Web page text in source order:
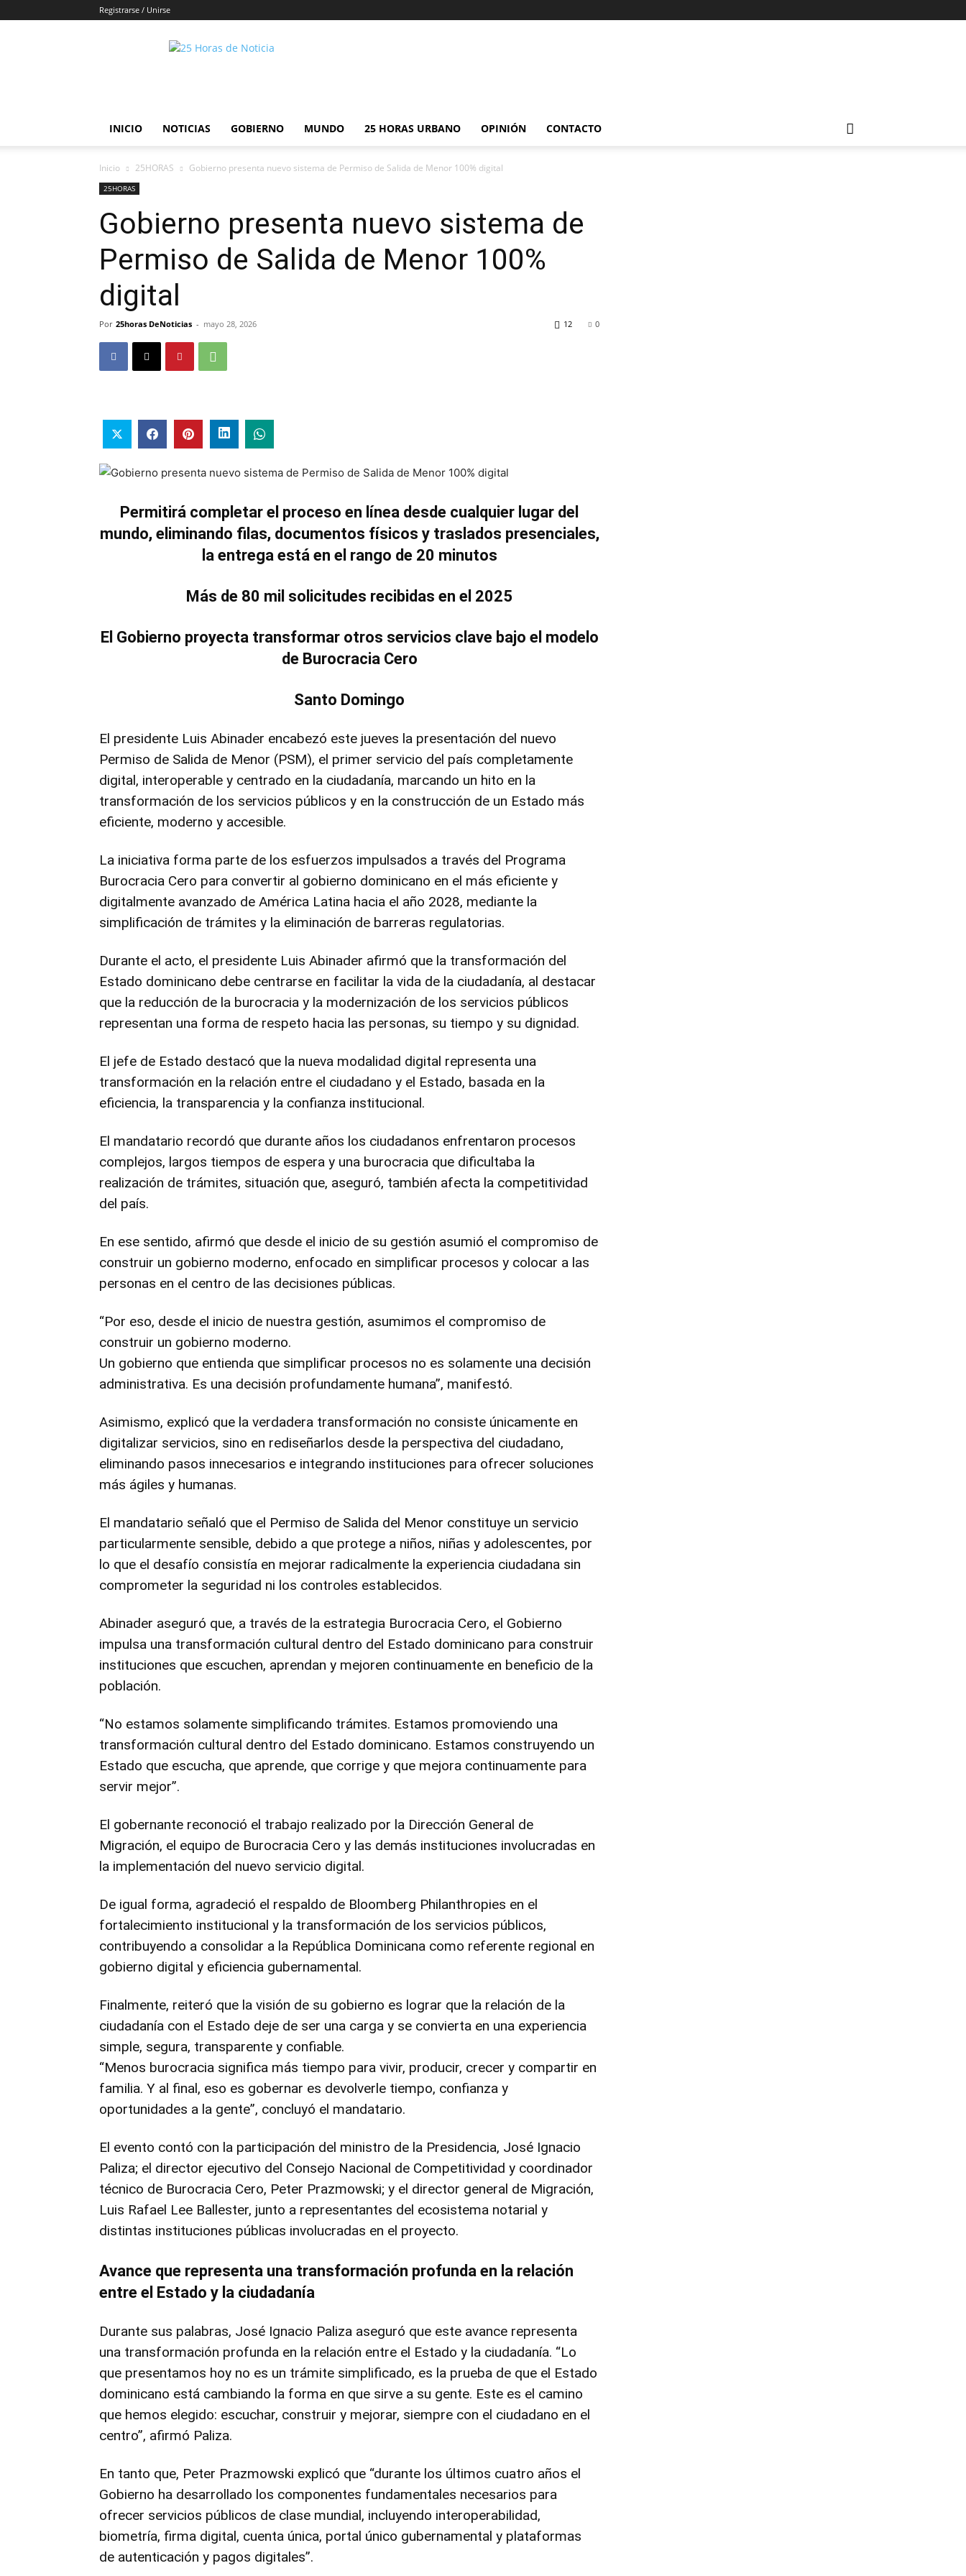
Registrarse / Unirse
25horasdenoticias
INICIO NOTICIAS GOBIERNO MUNDO 25 HORAS URBANO OPINIÓN CONTACTO
Inicio 25HORAS Gobierno presenta nuevo sistema de Permiso de Salida de Menor 100% digital
25HORAS
Gobierno presenta nuevo sistema de
Permiso de Salida de Menor 100%
digital
Por 25horas DeNoticias - mayo 28, 2026 0
12
Permitirá completar el proceso en línea desde cualquier lugar del
mundo, eliminando filas, documentos físicos y traslados presenciales,
la entrega está en el rango de 20 minutos
Más de 80 mil solicitudes recibidas en el 2025
El Gobierno proyecta transformar otros servicios clave bajo el modelo
de Burocracia Cero
Santo Domingo
El presidente Luis Abinader encabezó este jueves la presentación del nuevo
Permiso de Salida de Menor (PSM), el primer servicio del país completamente
digital, interoperable y centrado en la ciudadanía, marcando un hito en la
transformación de los servicios públicos y en la construcción de un Estado más
eficiente, moderno y accesible.
La iniciativa forma parte de los esfuerzos impulsados a través del Programa
Burocracia Cero para convertir al gobierno dominicano en el más eficiente y
digitalmente avanzado de América Latina hacia el año 2028, mediante la
simplificación de trámites y la eliminación de barreras regulatorias.
Durante el acto, el presidente Luis Abinader afirmó que la transformación del
Estado dominicano debe centrarse en facilitar la vida de la ciudadanía, al destacar
que la reducción de la burocracia y la modernización de los servicios públicos
representan una forma de respeto hacia las personas, su tiempo y su dignidad.
El jefe de Estado destacó que la nueva modalidad digital representa una
transformación en la relación entre el ciudadano y el Estado, basada en la
eficiencia, la transparencia y la confianza institucional.
El mandatario recordó que durante años los ciudadanos enfrentaron procesos
complejos, largos tiempos de espera y una burocracia que dificultaba la
realización de trámites, situación que, aseguró, también afecta la competitividad
del país.
En ese sentido, afirmó que desde el inicio de su gestión asumió el compromiso de
construir un gobierno moderno, enfocado en simplificar procesos y colocar a las
personas en el centro de las decisiones públicas.
“Por eso, desde el inicio de nuestra gestión, asumimos el compromiso de
construir un gobierno moderno.
Un gobierno que entienda que simplificar procesos no es solamente una decisión
administrativa. Es una decisión profundamente humana”, manifestó.
Asimismo, explicó que la verdadera transformación no consiste únicamente en
digitalizar servicios, sino en rediseñarlos desde la perspectiva del ciudadano,
eliminando pasos innecesarios e integrando instituciones para ofrecer soluciones
más ágiles y humanas.
El mandatario señaló que el Permiso de Salida del Menor constituye un servicio
particularmente sensible, debido a que protege a niños, niñas y adolescentes, por
lo que el desafío consistía en mejorar radicalmente la experiencia ciudadana sin
comprometer la seguridad ni los controles establecidos.
Abinader aseguró que, a través de la estrategia Burocracia Cero, el Gobierno
impulsa una transformación cultural dentro del Estado dominicano para construir
instituciones que escuchen, aprendan y mejoren continuamente en beneficio de la
población.
“No estamos solamente simplificando trámites. Estamos promoviendo una
transformación cultural dentro del Estado dominicano. Estamos construyendo un
Estado que escucha, que aprende, que corrige y que mejora continuamente para
servir mejor”.
El gobernante reconoció el trabajo realizado por la Dirección General de
Migración, el equipo de Burocracia Cero y las demás instituciones involucradas en
la implementación del nuevo servicio digital.
De igual forma, agradeció el respaldo de Bloomberg Philanthropies en el
fortalecimiento institucional y la transformación de los servicios públicos,
contribuyendo a consolidar a la República Dominicana como referente regional en
gobierno digital y eficiencia gubernamental.
Finalmente, reiteró que la visión de su gobierno es lograr que la relación de la
ciudadanía con el Estado deje de ser una carga y se convierta en una experiencia
simple, segura, transparente y confiable.
“Menos burocracia significa más tiempo para vivir, producir, crecer y compartir en
familia. Y al final, eso es gobernar es devolverle tiempo, confianza y
oportunidades a la gente”, concluyó el mandatario.
El evento contó con la participación del ministro de la Presidencia, José Ignacio
Paliza; el director ejecutivo del Consejo Nacional de Competitividad y coordinador
técnico de Burocracia Cero, Peter Prazmowski; y el director general de Migración,
Luis Rafael Lee Ballester, junto a representantes del ecosistema notarial y
distintas instituciones públicas involucradas en el proyecto.
Avance que representa una transformación profunda en la relación
entre el Estado y la ciudadanía
Durante sus palabras, José Ignacio Paliza aseguró que este avance representa
una transformación profunda en la relación entre el Estado y la ciudadanía. “Lo
que presentamos hoy no es un trámite simplificado, es la prueba de que el Estado
dominicano está cambiando la forma en que sirve a su gente. Este es el camino
que hemos elegido: escuchar, construir y mejorar, siempre con el ciudadano en el
centro”, afirmó Paliza.
En tanto que, Peter Prazmowski explicó que “durante los últimos cuatro años el
Gobierno ha desarrollado los componentes fundamentales necesarios para
ofrecer servicios públicos de clase mundial, incluyendo interoperabilidad,
biometría, firma digital, cuenta única, portal único gubernamental y plataformas
de autenticación y pagos digitales”.